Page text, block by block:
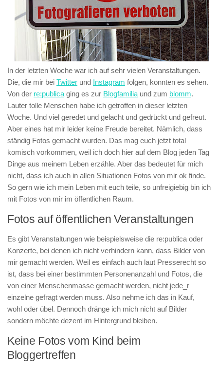
In der letzten Woche war ich auf sehr vielen Veranstaltungen.
Die, die mir bei Twitter und Instagram folgen, konnten es sehen.
Von der re:publica ging es zur Blogfamilia und zum blomm.
Lauter tolle Menschen habe ich getroffen in dieser letzten
Woche. Und viel geredet und gelacht und gedrückt und gefreut.
Aber eines hat mir leider keine Freude bereitet. Nämlich, dass
ständig Fotos gemacht wurden. Das mag euch jetzt total
komisch vorkommen, weil ich doch hier auf dem Blog jeden Tag
Dinge aus meinem Leben erzähle. Aber das bedeutet für mich
nicht, dass ich auch in allen Situationen Fotos von mir ok finde.
So gern wie ich mein Leben mit euch teile, so unfreigiebig bin ich
mit Fotos von mir im öffentlichen Raum.
Fotos auf öffentlichen Veranstaltungen
Es gibt Veranstaltungen wie beispielsweise die re:publica oder
Konzerte, bei denen ich nicht verhindern kann, dass Bilder von
mir gemacht werden. Weil es einfach auch laut Presserecht so
ist, dass bei einer bestimmten Personenanzahl und Fotos, die
von einer Menschenmasse gemacht werden, nicht jede_r
einzelne gefragt werden muss. Also nehme ich das in Kauf,
wohl oder übel. Dennoch dränge ich mich nicht auf Bilder
sondern möchte dezent im Hintergrund bleiben.
Keine Fotos vom Kind beim
Bloggertreffen